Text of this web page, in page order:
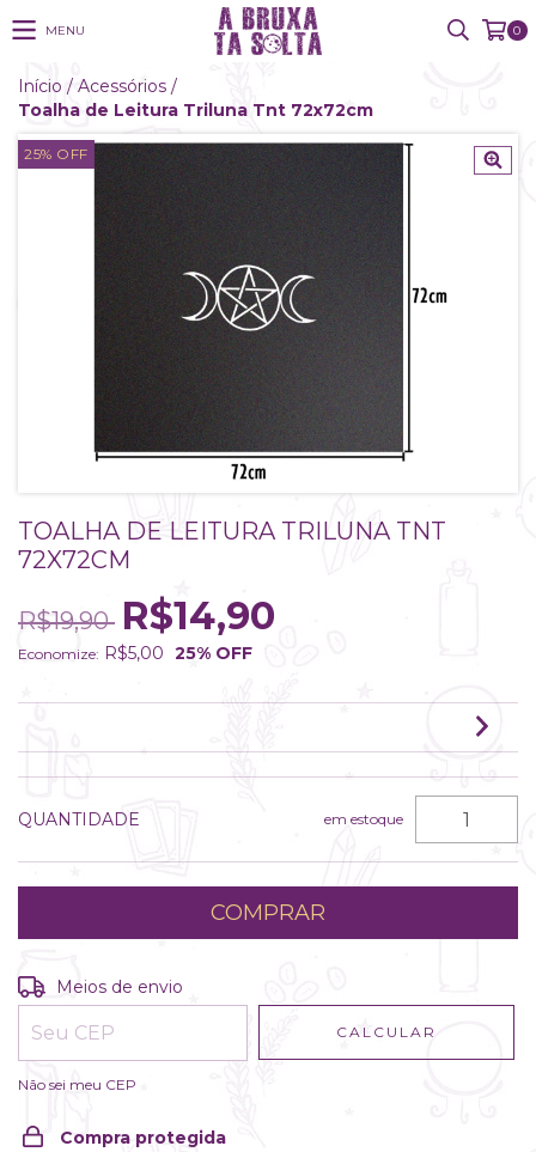
MENU 0
Início / Acessórios /
Toalha de Leitura Triluna Tnt 72x72cm
25% OFF
TOALHA DE LEITURA TRILUNA TNT
72X72CM
R$19,90 R$14,90
Economize: R$5,00 25% OFF
QUANTIDADE em estoque
Entregas para o CEP:
Meios de envio
CALCULAR
Não sei meu CEP
Compra protegida